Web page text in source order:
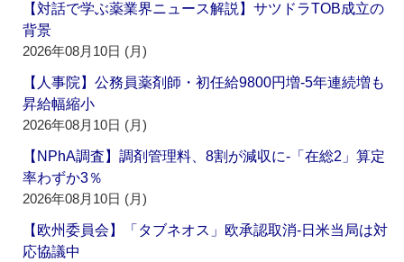
【対話で学ぶ薬業界ニュース解説】サツドラTOB成立の
背景
2026年08月10日 (月)
【人事院】公務員薬剤師・初任給9800円増‐5年連続増も
昇給幅縮小
2026年08月10日 (月)
【NPhA調査】調剤管理料、8割が減収に‐「在総2」算定
率わずか3％
2026年08月10日 (月)
【欧州委員会】「タブネオス」欧承認取消‐日米当局は対
応協議中